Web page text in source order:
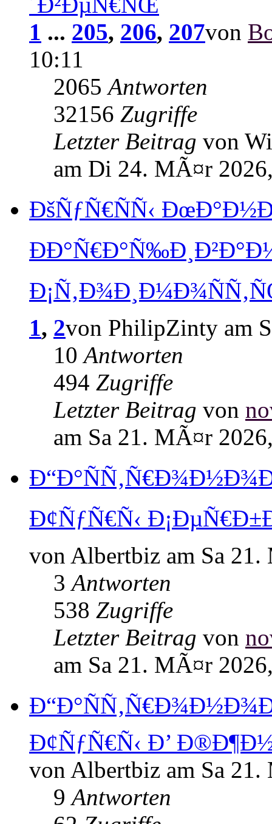
1 ... 205, 206, 207von
10:11
2065Antworten
32156 Zugriffe
Letzter Beitrag von
am Di 24. MÃ¤r
ÐšÑƒÑ€ÑÑ‹
1, 2von PhilipZinty am
10Antworten
494 Zugriffe
Letzter Beitrag von
am Sa 21. MÃ¤r
Ð¢ÑƒÑ€Ñ‹
von Albertbiz am Sa
3Antworten
538 Zugriffe
Letzter Beitrag von
am Sa 21. MÃ¤r
Ð¢ÑƒÑ€Ñ‹ Ð’
von Albertbiz am Sa
9Antworten